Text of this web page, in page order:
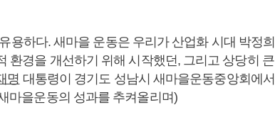
용하다. 새마을 운동은 우리가 산업화 시대 박정희
환경을 개선하기 위해 시작했던, 그리고 상당히 큰
명 대통령이 경기도 성남시 새마을운동중앙회에서
마을운동의 성과를 추켜올리며)